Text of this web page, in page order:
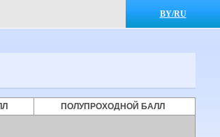
BY/RU
ПОЛУПРОХОДНОЙ БАЛЛ